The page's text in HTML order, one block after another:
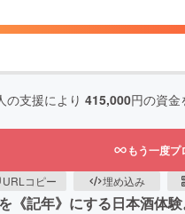
の支援により 415,000円の資金
もう一度
URLコピー 埋め込み
《記年》にする日本酒